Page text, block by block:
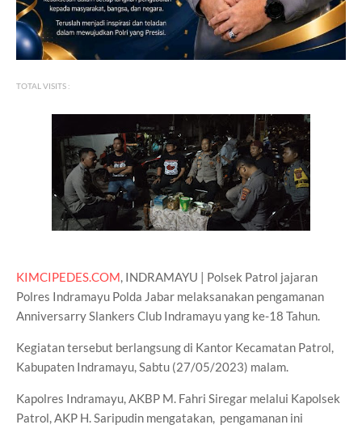
TOTAL VISITS :
KIMCIPEDES.COM, INDRAMAYU | Polsek Patrol jajaran
Polres Indramayu Polda Jabar melaksanakan pengamanan
Anniversarry Slankers Club Indramayu yang ke-18 Tahun.
Kegiatan tersebut berlangsung di Kantor Kecamatan Patrol,
Kabupaten Indramayu, Sabtu (27/05/2023) malam.
Kapolres Indramayu, AKBP M. Fahri Siregar melalui Kapolsek
Patrol, AKP H. Saripudin mengatakan, pengamanan ini